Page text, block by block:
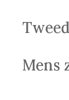
Mens